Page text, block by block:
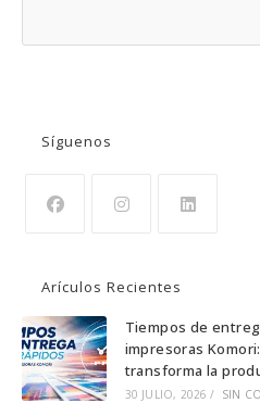
Síguenos
una
nueva
pestaña
una
nueva
pestaña
una
nueva
pestaña
Arículos Recientes
Tiempos de
impresoras
transforma la
30 JULIO, 2026 / SIN